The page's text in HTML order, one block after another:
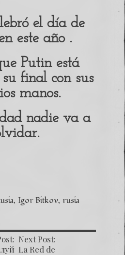
el día de
este año .
Putin está
final con sus
manos.
nadie va a
Igor Bitkov rusia
Next Post:
La Red de